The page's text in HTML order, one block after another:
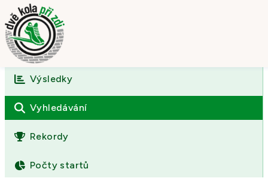
Úvod
O závodě
Výsledky
Fotogalerie
Výsledky
Vyhledávání
Rekordy
Počty startů